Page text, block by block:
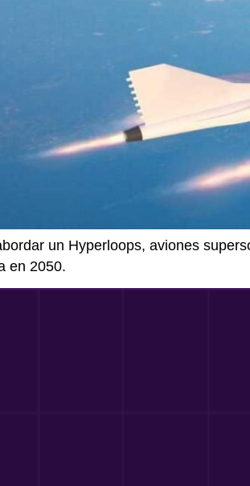
un Hyperloops, aviones
en 2050.